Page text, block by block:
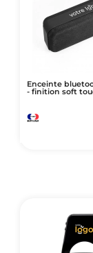
Enceinte
- finition soft